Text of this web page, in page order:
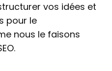
vos idées et
pour le
nous le faisons